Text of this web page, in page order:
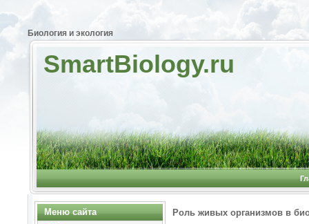
Биология и экология
SmartBiology.ru
Меню сайта Роль живых организмов в